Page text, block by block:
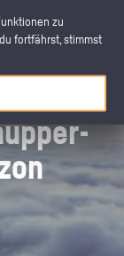
zu
fortfährst, stimmst